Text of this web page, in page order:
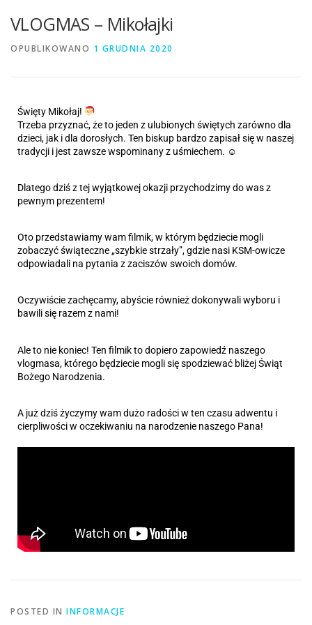
VLOGMAS – Mikołajki
OPUBLIKOWANO 1 GRUDNIA 2020
Święty Mikołaj!
Trzeba przyznać, że to jeden z ulubionych świętych zarówno dla
dzieci, jak i dla dorosłych. Ten biskup bardzo zapisał się w naszej
tradycji i jest zawsze wspominany z uśmiechem. ☺
Dlatego dziś z tej wyjątkowej okazji przychodzimy do was z
pewnym prezentem!
Oto przedstawiamy wam filmik, w którym będziecie mogli
zobaczyć świąteczne „szybkie strzały”, gdzie nasi KSM-owicze
odpowiadali na pytania z zaciszów swoich domów.
Oczywiście zachęcamy, abyście również dokonywali wyboru i
bawili się razem z nami!
Ale to nie koniec! Ten filmik to dopiero zapowiedź naszego
vlogmasa, którego będziecie mogli się spodziewać bliżej Świąt
Bożego Narodzenia.
A już dziś życzymy wam dużo radości w ten czasu adwentu i
cierpliwości w oczekiwaniu na narodzenie naszego Pana!
POSTED IN INFORMACJE